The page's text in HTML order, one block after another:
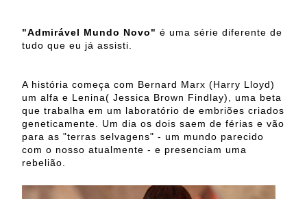
"Admirável Mundo Novo" é uma série diferente de
tudo que eu já assisti.
A história começa com Bernard Marx (Harry Lloyd)
um alfa e Lenina( Jessica Brown Findlay), uma beta
que trabalha em um laboratório de embriões criados
geneticamente. Um dia os dois saem de férias e vão
para as "terras selvagens" - um mundo parecido
com o nosso atualmente - e presenciam uma
rebelião.